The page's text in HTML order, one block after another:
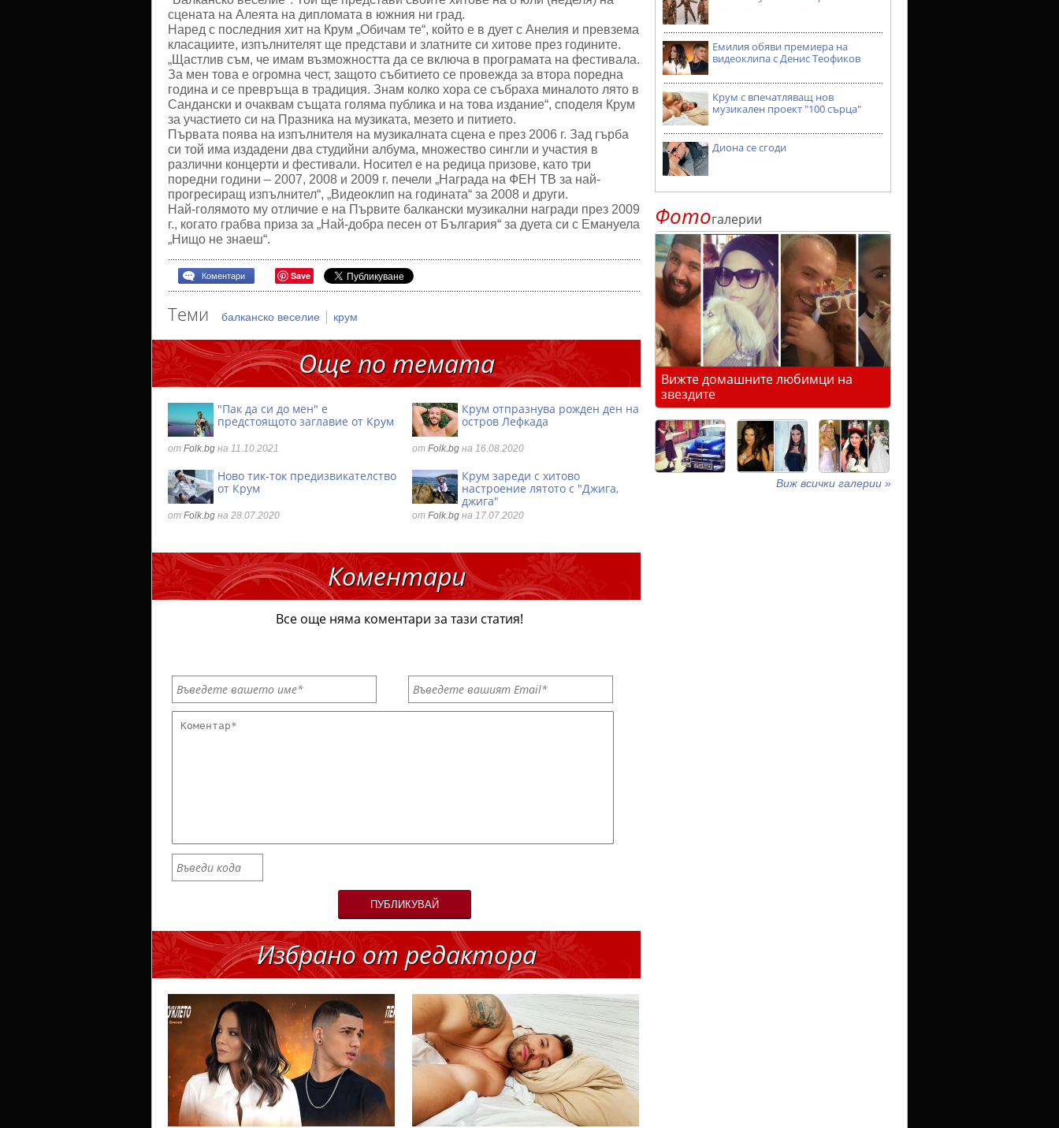
сцената на Алеята на дипломата в южния ни град.
Наред с последния хит на Крум „Обичам те“, който е в дует с Анелия и превзема
класациите, изпълнителят ще представи и златните си хитове през годините.
„Щастлив съм, че имам възможността да се включа в програмата на фестивала.
За мен това е огромна чест, защото събитието се провежда за втора поредна
година и се превръща в традиция. Знам колко хора се събраха миналото лято в
Сандански и очаквам същата голяма публика и на това издание“, споделя Крум
за участието си на Празника на музиката, мезето и питието.
Първата поява на изпълнителя на музикалната сцена е през 2006 г. Зад гърба
си той има издадени два студийни албума, множество сингли и участия в
различни концерти и фестивали. Носител е на редица призове, като три
поредни години – 2007, 2008 и 2009 г. печели „Награда на ФЕН ТВ за най-
прогресиращ изпълнител“, „Видеоклип на годината“ за 2008 и други.
Най-голямото му отличие е на Първите балкански музикални награди през 2009
г., когато грабва приза за „Най-добра песен от България“ за дуета си с Емануела
„Нищо не знаеш“.
Коментари Save
Теми балканско веселие | крум
Още по темата
"Пак да си до мен" е
предстоящото заглавие от Крум
от Folk.bg на 11.10.2021
Крум отпразнува рожден ден на
остров Лефкада
от Folk.bg на 16.08.2020
Ново тик-ток предизвикателство
от Крум
от Folk.bg на 28.07.2020
Крум зареди с хитово
настроение лятото с "Джига,
джига"
от Folk.bg на 17.07.2020
Коментари
Все още няма коментари за тази статия!
ПУБЛИКУВАЙ
Избрано от редактора
Емилия обяви премиера на
видеоклипа с Денис Теофиков
Крум с впечатляващ нов
музикален проект "100 сърца"
Диона се сгоди
Фотогалерии
Вижте домашните любимци на
звездите
Виж всички галерии »